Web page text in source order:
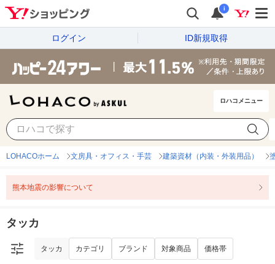
i
ログイン ID新規取得
ロハコメニュー
LOHACOホーム 文房具・オフィス・手芸 建築資材（内装・外装用品）
熊本地震の影響について
タッカ
タッカ カテゴリ ブランド 対象商品 価格帯